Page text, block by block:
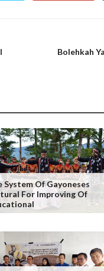
Bolehkah
System Of Gayoneses
For Improving Of